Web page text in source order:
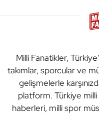
Milli Fanatikler,
takımlar, sporcular ve
gelişmelerle
platform. Türkiye
haberleri, milli spor